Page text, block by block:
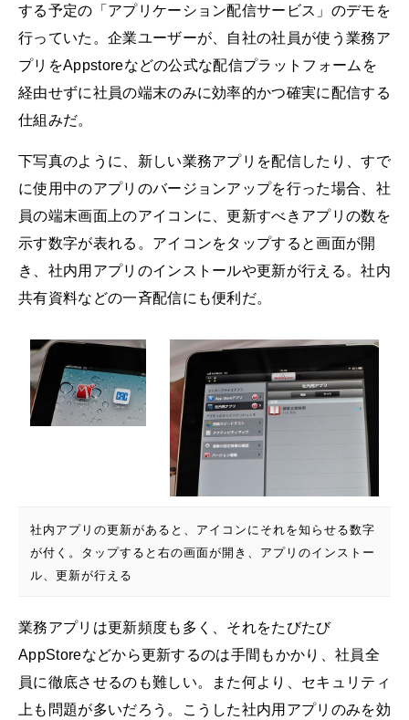
する予定の「アプリケーション配信サービス」のデモを
行っていた。企業ユーザーが、自社の社員が使う業務ア
プリをAppstoreなどの公式な配信プラットフォームを
経由せずに社員の端末のみに効率的かつ確実に配信する
仕組みだ。
下写真のように、新しい業務アプリを配信したり、すで
に使用中のアプリのバージョンアップを行った場合、社
員の端末画面上のアイコンに、更新すべきアプリの数を
示す数字が表れる。アイコンをタップすると画面が開
き、社内用アプリのインストールや更新が行える。社内
共有資料などの一斉配信にも便利だ。
社内アプリの更新があると、アイコンにそれを知らせる数字
が付く。タップすると右の画面が開き、アプリのインストー
ル、更新が行える
業務アプリは更新頻度も多く、それをたびたび
AppStoreなどから更新するのは手間もかかり、社員全
員に徹底させるのも難しい。また何より、セキュリティ
上も問題が多いだろう。こうした社内用アプリのみを効